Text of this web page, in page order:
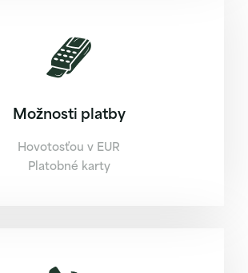
Možnosti platby
Hovotosťou v EUR
Platobné karty